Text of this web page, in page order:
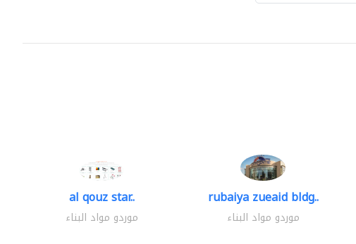
al qouz star..
موردو مواد البناء
rubaiya zueaid bldg..
موردو مواد البناء